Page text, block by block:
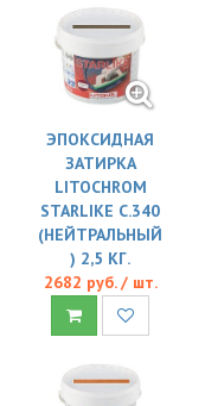
ЭПОКСИДНАЯ
ЗАТИРКА
LITOCHROM
STARLIKE C.340
(НЕЙТРАЛЬНЫЙ
) 2,5 КГ.
2682 руб. / шт.